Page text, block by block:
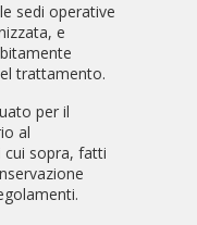
sedi operative
e
trattamento.
per il
al
cui sopra, fatti